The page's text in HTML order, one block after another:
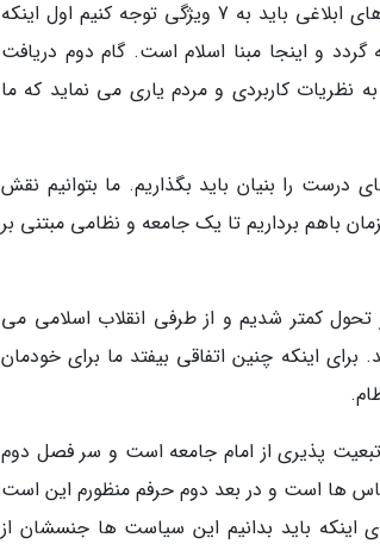
سیاست های اولیت دار نظام گفت: ما برای نسبت برقرار کردن با سیاست های ابلاغی باید به 7 ویژگی توجه کنیم اول اینکه
گردد و اینجا مبنا اسلام است. گام دوم دریافت
نظریات کاربردی و مردم یاری می نماید که ما
درست را بنیان باید بگذاریم. ما بتوانیم نقش
و ... را بنیان گذاری کنیم. باید بتوانیم 8 گام را همزمان باهم برداریم تا یک جامعه و نظامی مبتنی بر
کمتر شدیم و از طرفی انقلاب اسلامی می
اینکه چنین اتفاقی بیفتد ما برای خودمان
پذیری از امام جامعه است و سر فصل دوم
ها است و در بعد دوم حرفم منظورم این است
اینکه باید بدانیم این سیاست ها جنسشان از